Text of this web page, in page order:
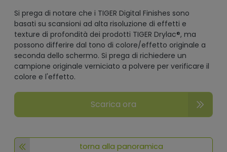
Si prega di notare che i TIGER Digital Finishes sono
basati su scansioni ad alta risoluzione di effetti e
texture di profondità dei prodotti TIGER Drylac®, ma
possono differire dal tono di colore/effetto originale a
seconda dello schermo. Si prega di richiedere un
campione originale verniciato a polvere per verificare il
colore e l'effetto.
Scarica ora
torna alla panoramica